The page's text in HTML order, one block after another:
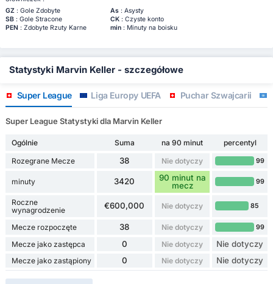
GZ: Gole Zdobyte As: Asysty
SB: Gole Stracone CK: Czyste konto
PEN: Zdobyte Rzuty Karne min: Minuty na boisku
Statystyki Marvin Keller - szczegółowe
Super League Liga Europy UEFA Puchar Szwajcarii
Super League Statystyki dla Marvin Keller
Ogólnie Suma na 90 minut
percentyl
Rozegrane Mecze
38 Nie dotyczy 99
minuty 3420
90 minut na
mecz
99
Roczne
wynagrodzenie
€600,000 Nie dotyczy 85
Mecze rozpoczęte 38 Nie dotyczy 99
Mecze jako zastępca 0 Nie dotyczy Nie dotyczy
Mecze jako zastąpiony 0 Nie dotyczy Nie dotyczy